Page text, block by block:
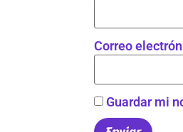
Correo
Guardar mi